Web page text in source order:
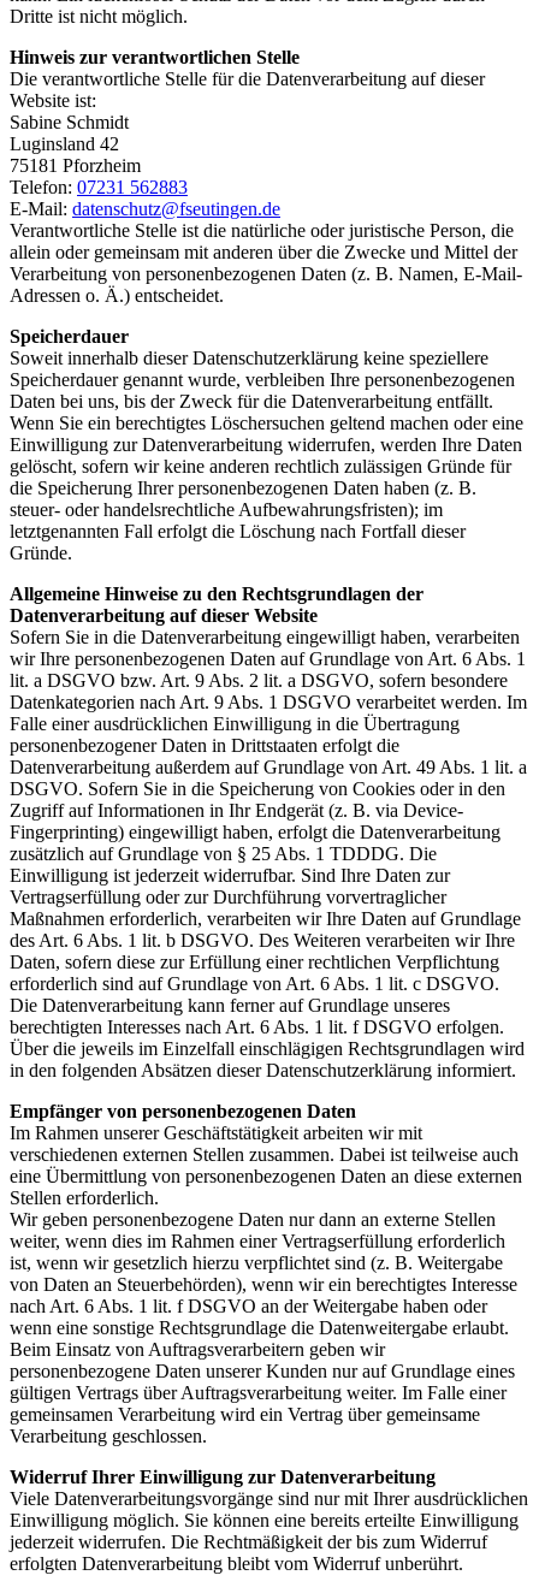
Dritte ist nicht möglich.
Hinweis zur verantwortlichen Stelle
Die verantwortliche Stelle für die Datenverarbeitung auf dieser
Website ist:
Sabine Schmidt
Luginsland 42
75181 Pforzheim
Telefon: 07231 562883
E-Mail: datenschutz@fseutingen.de
Verantwortliche Stelle ist die natürliche oder juristische Person, die
allein oder gemeinsam mit anderen über die Zwecke und Mittel der
Verarbeitung von personenbezogenen Daten (z. B. Namen, E-Mail-
Adressen o. Ä.) entscheidet.
Speicherdauer
Soweit innerhalb dieser Datenschutzerklärung keine speziellere
Speicherdauer genannt wurde, verbleiben Ihre personenbezogenen
Daten bei uns, bis der Zweck für die Datenverarbeitung entfällt.
Wenn Sie ein berechtigtes Löschersuchen geltend machen oder eine
Einwilligung zur Datenverarbeitung widerrufen, werden Ihre Daten
gelöscht, sofern wir keine anderen rechtlich zulässigen Gründe für
die Speicherung Ihrer personenbezogenen Daten haben (z. B.
steuer- oder handelsrechtliche Aufbewahrungsfristen); im
letztgenannten Fall erfolgt die Löschung nach Fortfall dieser
Gründe.
Allgemeine Hinweise zu den Rechtsgrundlagen der
Datenverarbeitung auf dieser Website
Sofern Sie in die Datenverarbeitung eingewilligt haben, verarbeiten
wir Ihre personenbezogenen Daten auf Grundlage von Art. 6 Abs. 1
lit. a DSGVO bzw. Art. 9 Abs. 2 lit. a DSGVO, sofern besondere
Datenkategorien nach Art. 9 Abs. 1 DSGVO verarbeitet werden. Im
Falle einer ausdrücklichen Einwilligung in die Übertragung
personenbezogener Daten in Drittstaaten erfolgt die
Datenverarbeitung außerdem auf Grundlage von Art. 49 Abs. 1 lit. a
DSGVO. Sofern Sie in die Speicherung von Cookies oder in den
Zugriff auf Informationen in Ihr Endgerät (z. B. via Device-
Fingerprinting) eingewilligt haben, erfolgt die Datenverarbeitung
zusätzlich auf Grundlage von § 25 Abs. 1 TDDDG. Die
Einwilligung ist jederzeit widerrufbar. Sind Ihre Daten zur
Vertragserfüllung oder zur Durchführung vorvertraglicher
Maßnahmen erforderlich, verarbeiten wir Ihre Daten auf Grundlage
des Art. 6 Abs. 1 lit. b DSGVO. Des Weiteren verarbeiten wir Ihre
Daten, sofern diese zur Erfüllung einer rechtlichen Verpflichtung
erforderlich sind auf Grundlage von Art. 6 Abs. 1 lit. c DSGVO.
Die Datenverarbeitung kann ferner auf Grundlage unseres
berechtigten Interesses nach Art. 6 Abs. 1 lit. f DSGVO erfolgen.
Über die jeweils im Einzelfall einschlägigen Rechtsgrundlagen wird
in den folgenden Absätzen dieser Datenschutzerklärung informiert.
Empfänger von personenbezogenen Daten
Im Rahmen unserer Geschäftstätigkeit arbeiten wir mit
verschiedenen externen Stellen zusammen. Dabei ist teilweise auch
eine Übermittlung von personenbezogenen Daten an diese externen
Stellen erforderlich.
Wir geben personenbezogene Daten nur dann an externe Stellen
weiter, wenn dies im Rahmen einer Vertragserfüllung erforderlich
ist, wenn wir gesetzlich hierzu verpflichtet sind (z. B. Weitergabe
von Daten an Steuerbehörden), wenn wir ein berechtigtes Interesse
nach Art. 6 Abs. 1 lit. f DSGVO an der Weitergabe haben oder
wenn eine sonstige Rechtsgrundlage die Datenweitergabe erlaubt.
Beim Einsatz von Auftragsverarbeitern geben wir
personenbezogene Daten unserer Kunden nur auf Grundlage eines
gültigen Vertrags über Auftragsverarbeitung weiter. Im Falle einer
gemeinsamen Verarbeitung wird ein Vertrag über gemeinsame
Verarbeitung geschlossen.
Widerruf Ihrer Einwilligung zur Datenverarbeitung
Viele Datenverarbeitungsvorgänge sind nur mit Ihrer ausdrücklichen
Einwilligung möglich. Sie können eine bereits erteilte Einwilligung
jederzeit widerrufen. Die Rechtmäßigkeit der bis zum Widerruf
erfolgten Datenverarbeitung bleibt vom Widerruf unberührt.